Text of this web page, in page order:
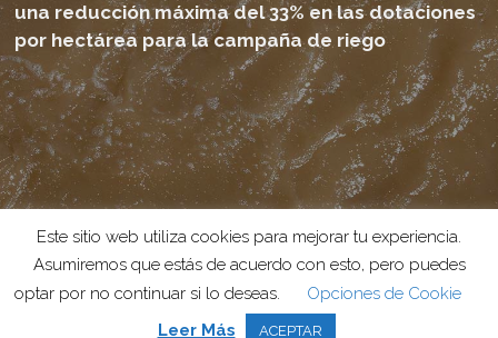
una reducción máxima del 33% en las dotaciones
por hectárea para la campaña de riego
Grado CreativoAgencia de Publicidad
phone email
Este sitio web utiliza cookies para mejorar tu experiencia.
Asumiremos que estás de acuerdo con esto, pero puedes
optar por no continuar si lo deseas.
Opciones de Cookie
Leer Más
ACEPTAR